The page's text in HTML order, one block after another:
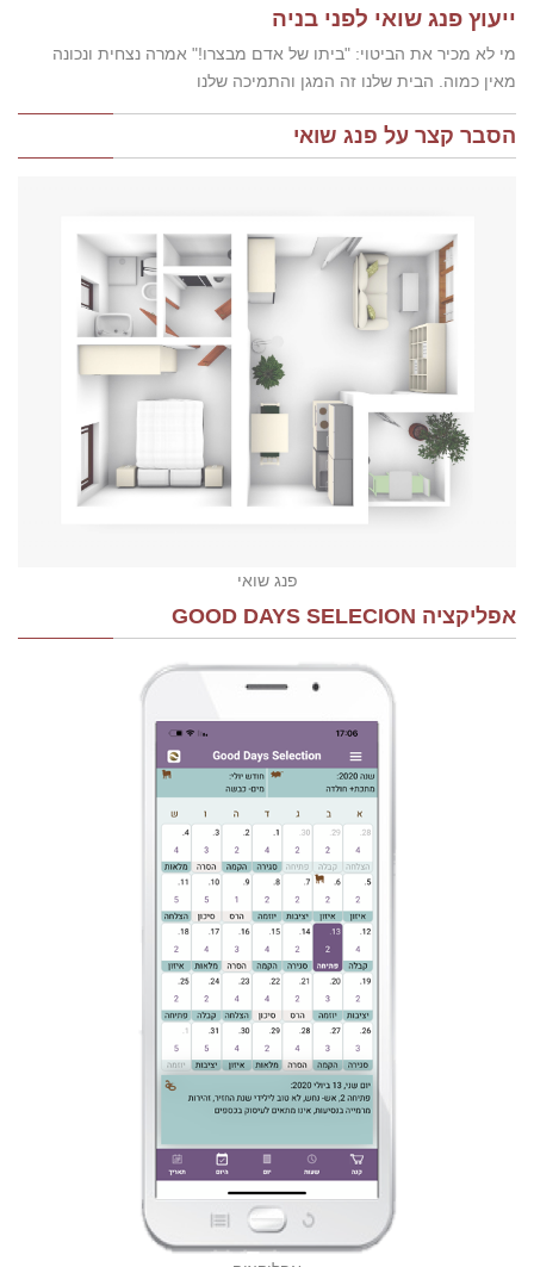
ייעוץ פנג שואי לפני בניה
מי לא מכיר את הביטוי: "ביתו של אדם מבצרו!" אמרה נצחית ונכונה
מאין כמוה. הבית שלנו זה המגן והתמיכה שלנו
הסבר קצר על פנג שואי
פנג שואי
אפליקציה GOOD DAYS SELECION